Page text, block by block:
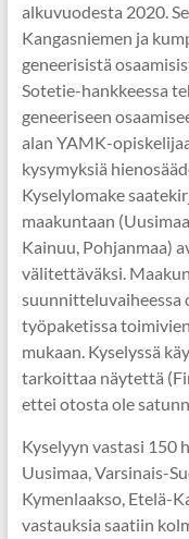
alkuvuodesta 2020.
Kangasniemen ja
geneerisistä
Sotetie-hankkeessa
geneeriseen
alan YAMK-
kysymyksiä
Kyselylomake
maakuntaan
Kainuu, Pohjanmaa)
välitettäväksi.
suunnitteluvaiheessa
työpaketissa
mukaan. Kyselyssä
tarkoittaa näytettä
ettei otosta ole
Kyselyyn vastasi 150
Uusimaa, Varsinais-
Kymenlaakso, Etelä-
vastauksia saatiin